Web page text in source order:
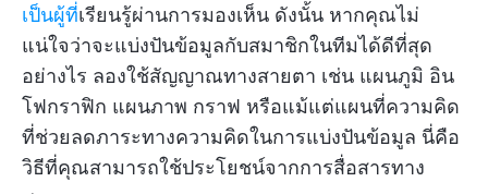
เป็นผู้ที่เรียนรู้ผ่านการมองเห็น ดังนั้น หากคุณไม่
แน่ใจว่าจะแบ่งปันข้อมูลกับสมาชิกในทีมได้ดีที่สุด
อย่างไร ลองใช้สัญญาณทางสายตา เช่น แผนภูมิ อิน
โฟกราฟิก แผนภาพ กราฟ หรือแม้แต่แผนที่ความคิด
ที่ช่วยลดภาระทางความคิดในการแบ่งปันข้อมูล นี่คือ
วิธีที่คุณสามารถใช้ประโยชน์จากการสื่อสารทาง